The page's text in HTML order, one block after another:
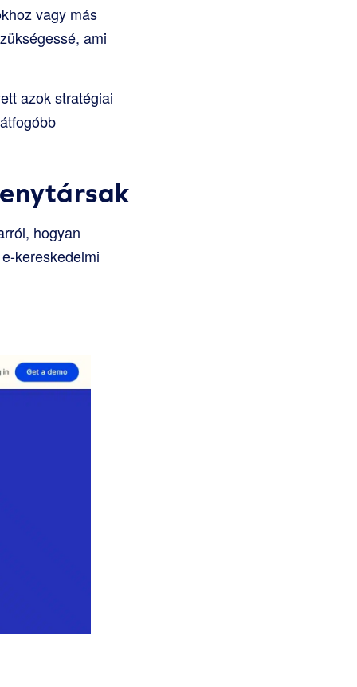
vagy más
ami
azok stratégiai
hogyan
kereskedelmi